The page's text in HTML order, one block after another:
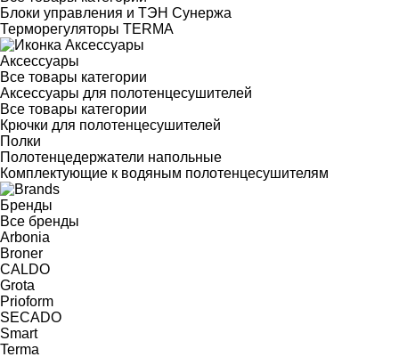
Блоки управления и ТЭН Сунержа
Терморегуляторы TERMA
Аксессуары
Все товары категории
Аксессуары для полотенцесушителей
Все товары категории
Крючки для полотенцесушителей
Полки
Полотенцедержатели напольные
Комплектующие к водяным полотенцесушителям
Бренды
Все бренды
Arbonia
Broner
CALDO
Grota
Prioform
SECADO
Smart
Terma